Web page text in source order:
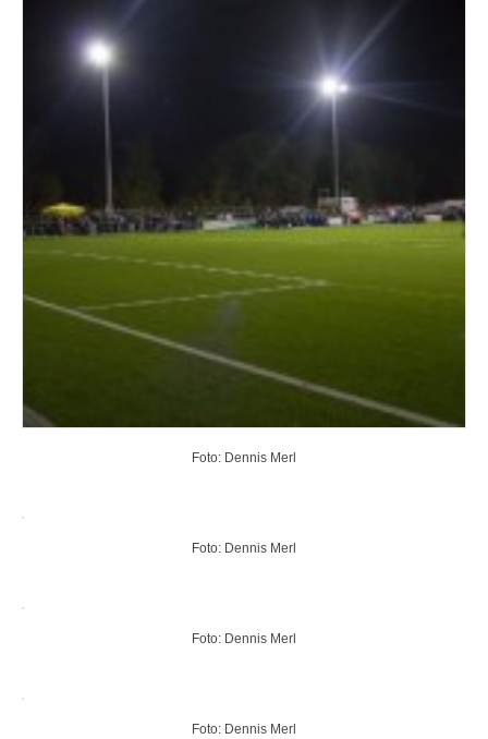
Foto: Dennis Merl
Foto: Dennis Merl
Foto: Dennis Merl
Foto: Dennis Merl